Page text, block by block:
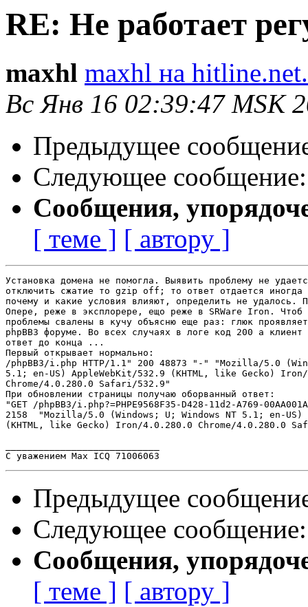
RE: Не работает
maxhl maxhl на
Вс Янв 16 02:39:47 MSK
Предыдущее
Следующее
Сообщения,
[ теме ] [ автору ]
Установка домена не помогла. Выявить проблему не
отключить сжатие то gzip off; то ответ отдается иногда
почему и какие условия влияют, определить не удалось.
Опере, реже в эксплорере, ещо реже в SRWare Iron. Чтоб
проблемы свалены в кучу объясню еще раз: глюк
phpBB3 форуме. Во всех случаях в логе код 200 а клиент
ответ до конца ...
Первый открывает нормально:
/phpBB3/i.php HTTP/1.1" 200 48873 "-" "Mozilla/5.0
5.1; en-US) AppleWebKit/532.9 (KHTML, like Gecko)
Chrome/4.0.280.0 Safari/532.9"
При обновлении страницы получаю оборванный ответ:
"GET /phpBB3/i.php?=PHPE9568F35-D428-11d2-A769-
2158  "Mozilla/5.0 (Windows; U; Windows NT 5.1; en-US)
(KHTML, like Gecko) Iron/4.0.280.0 Chrome/4.0.280.0
Предыдущее
Следующее
Сообщения,
[ теме ] [ автору ]